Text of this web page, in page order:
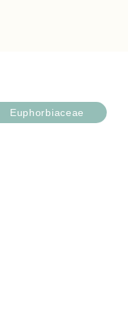
Euphorbiaceae